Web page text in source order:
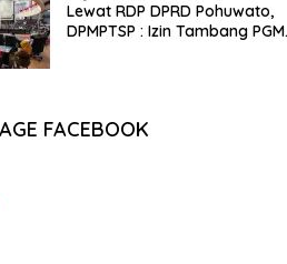
Lewat RDP DPRD Pohuwato,
DPMPTSP : Izin Tambang PGM
FACEBOOK